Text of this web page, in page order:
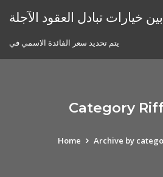
خيارات تبادل العقود الآجلة
يتم تحديد سعر الفائدة الاسمي في
Category
Home Archive by